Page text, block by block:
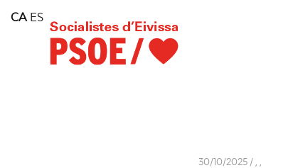
Consell Insular d'Eivissa
Services
30/10/2025 / , ,
CA ES